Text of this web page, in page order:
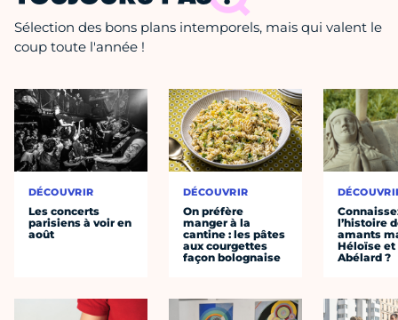
Sélection des bons plans intemporels, mais qui valent le
coup toute l'année !
DÉCOUVRIR
Les concerts
parisiens à voir en
août
DÉCOUVRIR
On préfère
manger à la
cantine : les pâtes
aux courgettes
façon bolognaise
l’histoire
amants
Héloïse et
Abélard ?